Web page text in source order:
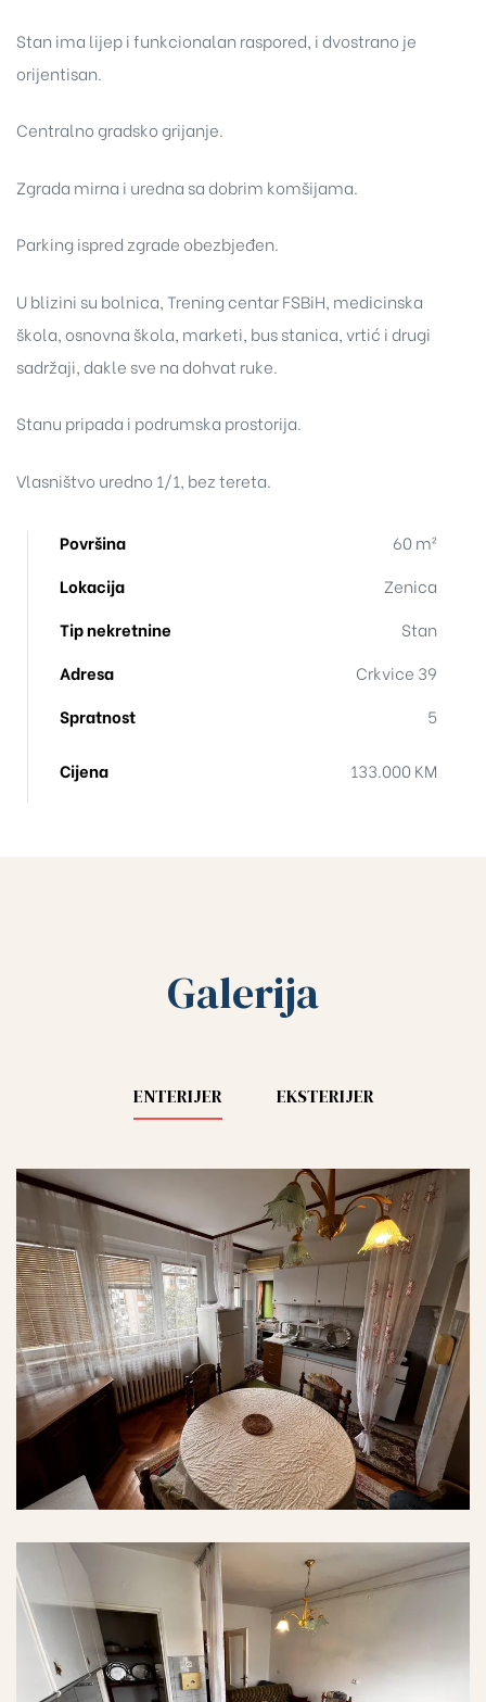
Stan ima lijep i funkcionalan raspored, i dvostrano je
orijentisan.
Centralno gradsko grijanje.
Zgrada mirna i uredna sa dobrim komšijama.
Parking ispred zgrade obezbjeđen.
U blizini su bolnica, Trening centar FSBiH, medicinska
škola, osnovna škola, marketi, bus stanica, vrtić i drugi
sadržaji, dakle sve na dohvat ruke.
Stanu pripada i podrumska prostorija.
Vlasništvo uredno 1/1, bez tereta.
Površina
60 m²
Lokacija
Zenica
Tip nekretnine
Stan
Adresa
Crkvice 39
Spratnost
5
Cijena 133.000 KM
Galerija
ENTERIJER EKSTERIJER